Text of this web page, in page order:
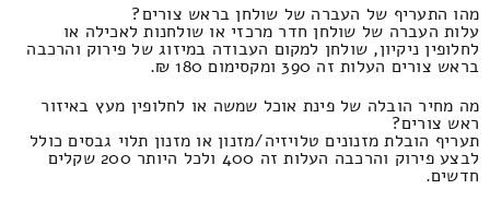
מהו התעריף של העברה של שולחן בראש צורים?
עלות העברה של שולחן חדר מרכזי או שולחנות לאכילה או
לחלופין ניקיון, שולחן למקום העבודה במיזוג של פירוק והרכבה
בראש צורים העלות זה 390 ומקסימום 180 ₪.
מה מחיר הובלה של פינת אוכל שמשה או לחלופין מעץ באיזור
ראש צורים?
תעריף הובלת מזנונים טלויזיה/מזנון או מזנון תלוי גבסים כולל
לבצע פירוק והרכבה העלות זה 400 ולכל היותר 200 שקלים
חדשים.